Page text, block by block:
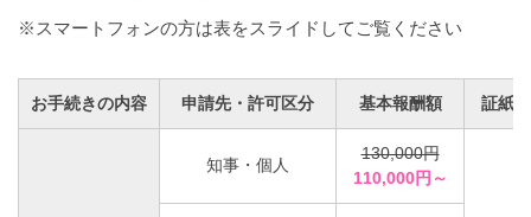
※スマートフォンの方は表をスライドしてご覧ください
お手続きの内容 申請先・許可区分 基本報酬額 証紙
知事・個人
130,000円
110,000円～